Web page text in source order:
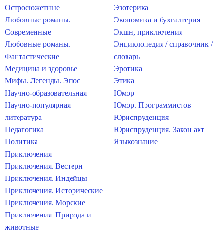
Остросюжетные
Любовные романы.
Современные
Любовные романы.
Фантастические
Медицина и здоровье
Мифы. Легенды. Эпос
Научно-образовательная
Научно-популярная
литература
Педагогика
Политика
Приключения
Приключения. Вестерн
Приключения. Индейцы
Приключения. Исторические
Приключения. Морские
Приключения. Природа и
животные
Эзотерика
Экономика и бухгалтерия
Экшн, приключения
Энциклопедия / справочник /
словарь
Эротика
Этика
Юмор
Юмор. Программистов
Юриспруденция
Юриспруденция. Закон акт
Языкознание